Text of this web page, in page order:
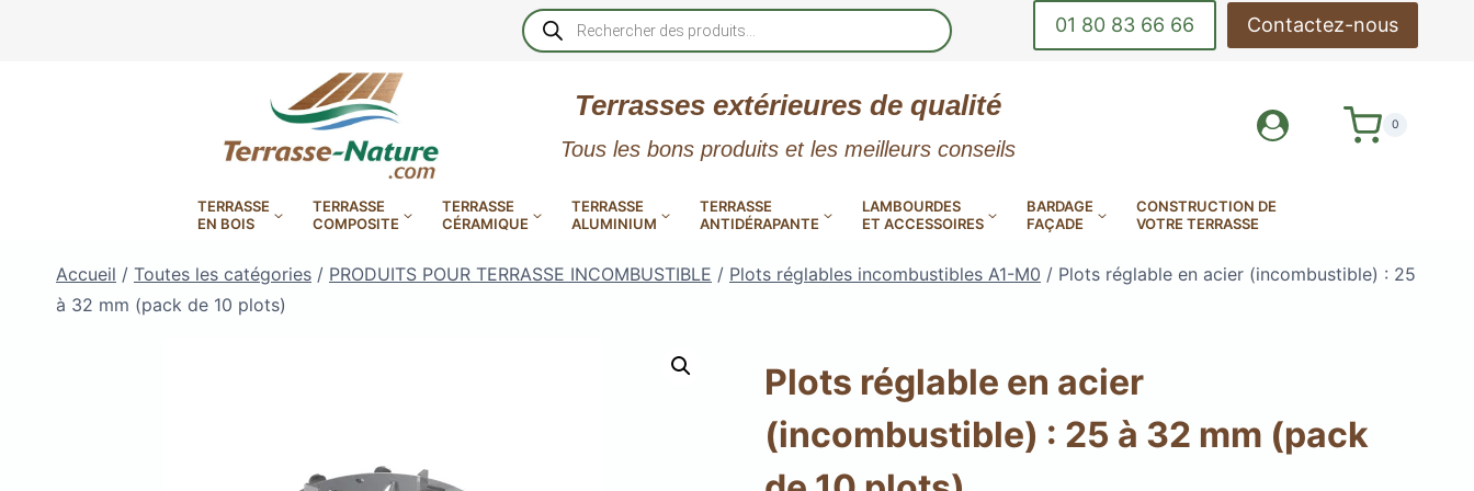
Recherche
de
produits
01 80 83 66 66 Contactez-nous
Terrasses extérieures de qualité
Tous les bons produits et les meilleurs conseils
0
TERRASSE
EN BOIS
EN BOIS EXOTIQUE
LAMES DE TERRASSE
TERRASSE
COMPOSITE
BOIS COMPOSITE TIMBERTECH
LAMES DE TERRASSE EN
RÉSINE MINÉRALE MILLBOARD
TERRASSE
CÉRAMIQUE
DURA EN CERAMIQUE
TERRASSE
ALUMINIUM
TERRASSE
ANTIDÉRAPANTE
POUR TERRASSE EN BOIS
LAMES DE TERRASSE
LAMBOURDES
ET ACCESSOIRES
CALES RÉGLABLES
POUR TERRASSE
GARDE-CORPS
INOX
DE TERRASSE
BARDAGE
FAÇADE
XTRACLAD À CLAIRE VOIE
LAMES DE BARDAGE
XTRACLAD « CLIN »
LAMES DE BARDAGE
CONSTRUCTION DE
VOTRE TERRASSE
Accueil / Toutes les catégories / PRODUITS POUR TERRASSE INCOMBUSTIBLE / Plots réglables incombustibles A1-M0 / Plots réglable en acier (incombustible) : 25
à 32 mm (pack de 10 plots)
Plots réglable en acier
(incombustible) : 25 à 32 mm (pack